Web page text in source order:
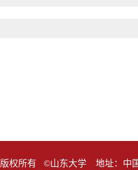
版权所有 ©山东大学 地址：中